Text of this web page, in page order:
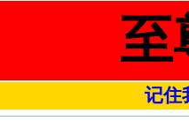
至
记住